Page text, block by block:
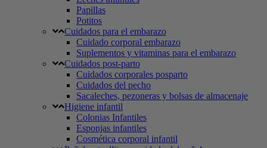
Papillas
Potitos
Cuidados para el embarazo
Cuidado corporal embarazo
Suplementos y vitaminas para el embarazo
Cuidados post-parto
Cuidados corporales posparto
Cuidados del pecho
Sacaleches, pezoneras y bolsas de almacenaje
Higiene infantil
Colonias Infantiles
Esponjas infantiles
Cosmética corporal infantil